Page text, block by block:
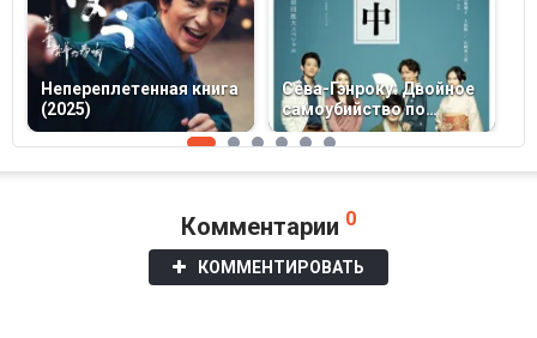
Непереплетенная книга
(2025)
Сёва-Гэнроку: Двойное
самоубийство по
ракуго (2018)
Комментарии 0
КОММЕНТИРОВАТЬ